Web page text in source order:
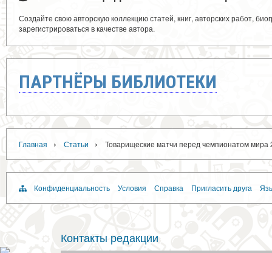
Создайте свою авторскую коллекцию статей, книг, авторских работ,
зарегистрироваться в качестве автора.
ПАРТНЁРЫ БИБЛИОТЕКИ
Главная › Статьи › Товарищеские матчи перед чемпионатом мира
Конфиденциальность Условия Справка Пригласить друга
Контакты редакции